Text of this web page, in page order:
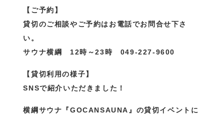
【ご予約】
貸切のご相談やご予約はお電話でお問合せ下さ
い。
サウナ横綱 12時～23時 049-227-9600
【貸切利用の様子】
SNSで紹介いただきました！
横綱サウナ『GOCANSAUNA』の貸切イベントに